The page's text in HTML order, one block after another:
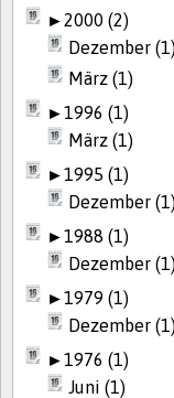
►2000 (2)
Dezember
März (1)
►1996 (1)
März (1)
►1995 (1)
Dezember
►1988 (1)
Dezember
►1979 (1)
Dezember
►1976 (1)
Juni (1)